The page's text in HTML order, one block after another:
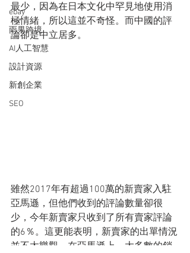
ebay
雨果跨境
AI人工智慧
設計資源
新創企業
SEO
最少，因為在日本文化中罕見地使用消
極情緒，所以這並不奇怪。而中國的評
論卻是中立居多。
雖然2017年有超過100萬的新賣家入駐
亞馬遜，但他們收到的評論數量卻很
少，今年新賣家只收到了所有賣家評論
的6％。這更能表明，新賣家的出單情況
並不太樂觀，在亞馬遜上，大多數的銷